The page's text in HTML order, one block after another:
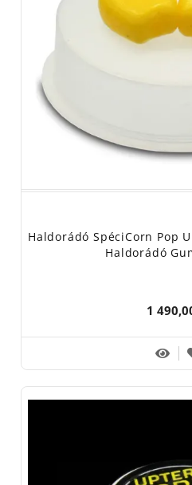
Haldorádó SpéciCorn Pop
Haldorádó
1